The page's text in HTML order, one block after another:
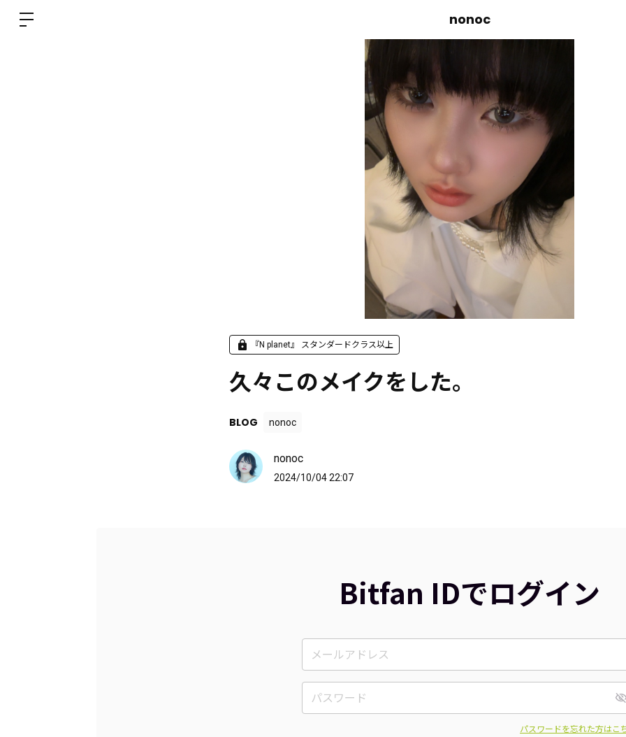
nonoc
『N planet』 スタンダードクラス以上
久々このメイクをした。
BLOG nonoc
nonoc
2024/10/04 22:07
Bitfan IDでログイン
パスワードを忘れた方はこ